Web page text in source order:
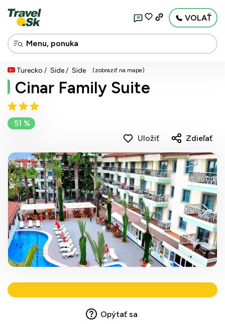
AI VOLAŤ
Turecko Side Side (zobraziť na mape)
Cinar Family Suite
51 %
Uložiť
Zdieľať
Opýtať sa